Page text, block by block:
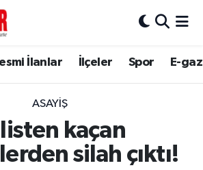
İlanlar İlçeler Spor E-
ASAYIŞ
kaçan
silah çıktı!
Vakitleri